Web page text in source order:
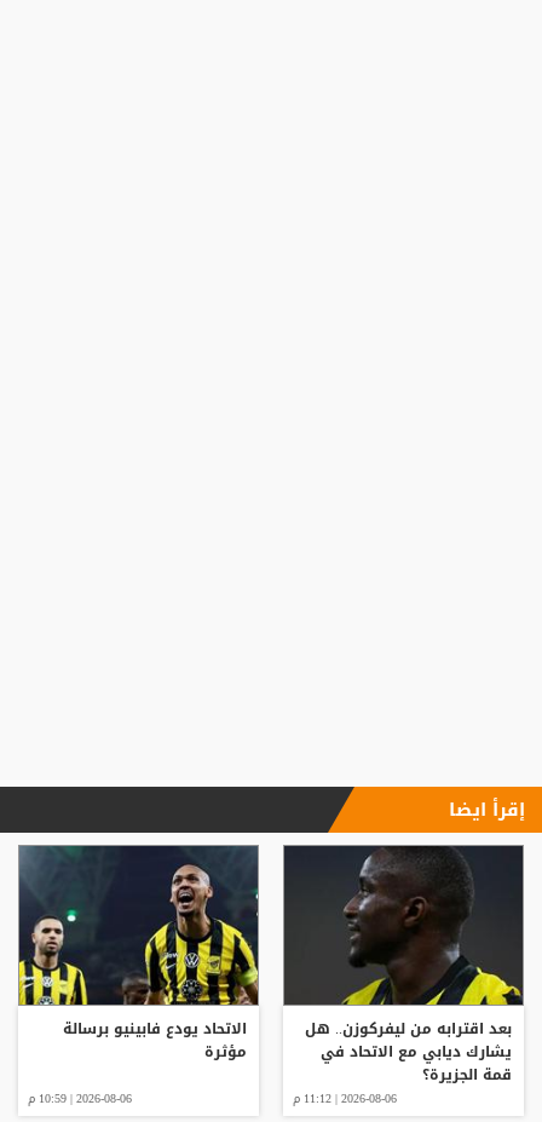
إقرأ ايضا
بعد اقترابه من ليفركوزن.. هل
يشارك ديابي مع الاتحاد في
قمة الجزيرة؟
2026-08-06 | 11:12 م
الاتحاد يودع فابينيو برسالة
مؤثرة
2026-08-06 | 10:59 م